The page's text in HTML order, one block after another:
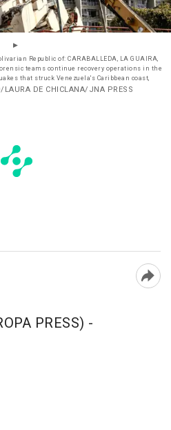
Republic of: CARABALLEDA, LA GUAIRA,
forensic teams continue recovery operations in the
that struck Venezuela's Caribbean coast,
LAURA DE CHICLANA/JNA PRESS
PRESS) -